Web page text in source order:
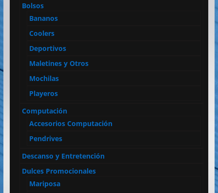
Bolsos
Bananos
Coolers
Deportivos
Maletines y Otros
Mochilas
Playeros
Computación
Accesorios Computación
Pendrives
Descanso y Entretención
Dulces Promocionales
Mariposa